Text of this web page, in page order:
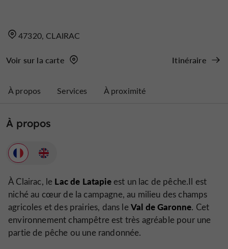
47320, CLAIRAC
Voir sur la carte Itinéraire
À propos Services À proximité
À propos
À Clairac, le Lac de Latapieest un lac de pêche.Il est
niché au cœur de la campagne, au milieu des champs
agricoles et des prairies, dans leVal de Garonne. Cet
environnement champêtre est très agréable pour une
partie de pêche ou une randonnée.